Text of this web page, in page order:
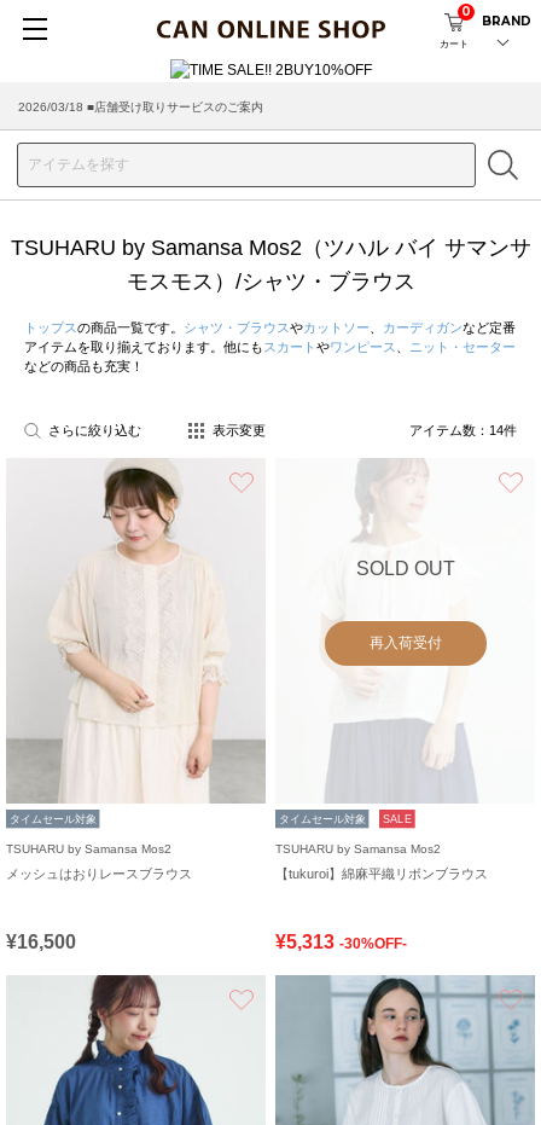
カート
0
BRAND
2026/08/04 ■8/13(木)AM2:00～サイトメンテナンス実施のお知らせ
2026/03/18 ■店舗受け取りサービスのご案内
TSUHARU by Samansa Mos2（ツハル バイ サマンサ
モスモス）/シャツ・ブラウス
トップスの商品一覧です。 シャツ・ブラウスやカットソー カーディガンなど定番
アイテムを取り揃えております。他にも スカート やワンピース
ニット・セーター
などの商品も充実！
さらに絞り込む 表示変更 アイテム数： 14件
タイムセール対象
TSUHARU by Samansa Mos2
メッシュはおりレースブラウス
¥16,500
SOLD OUT
再入荷受付
タイムセール対象 SALE
TSUHARU by Samansa Mos2
【tukuroi】綿麻平織リボンブラウス
¥5,313 -30%OFF-